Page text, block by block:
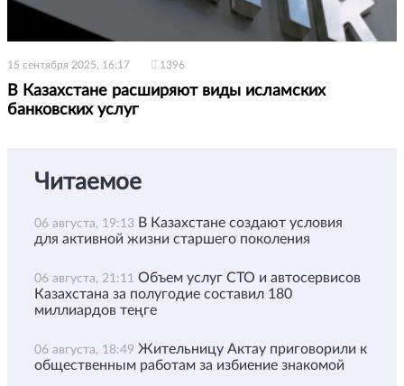
15 сентября 2025, 16:17 1396
В Казахстане расширяют виды исламских
банковских услуг
Читаемое
06 августа, 19:13 В Казахстане создают условия
для активной жизни старшего поколения
06 августа, 21:11 Объем услуг СТО и автосервисов
Казахстана за полугодие составил 180
миллиардов теңге
06 августа, 18:49 Жительницу Актау приговорили к
общественным работам за избиение знакомой